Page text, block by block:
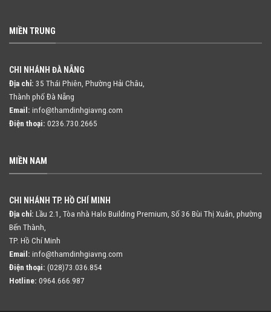
MIỀN TRUNG
CHI NHÁNH ĐÀ NẴNG
Địa chỉ: 35 Thái Phiên, Phường Hải Châu,
Thành phố Đà Nẵng
Email: info@thamdinhgiavng.com
Điện thoại: 0236.730.2665
MIỀN NAM
CHI NHÁNH TP. HỒ CHÍ MINH
Địa chỉ: Lầu 2.1, Tòa nhà Halo Building Premium, Số 36 Bùi Thị Xuân, phường
Bến Thành,
TP. Hồ Chí Minh
Email: info@thamdinhgiavng.com
Điện thoại: (028)73.036.854
Hotline: 0964.666.987